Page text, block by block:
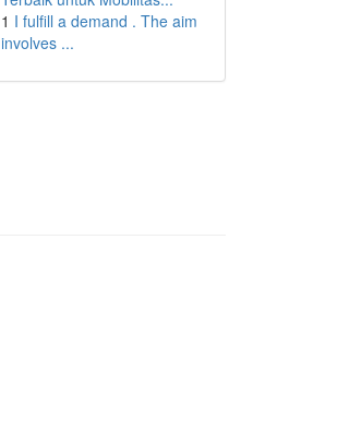
1 I fulfill a demand . The aim
involves ...